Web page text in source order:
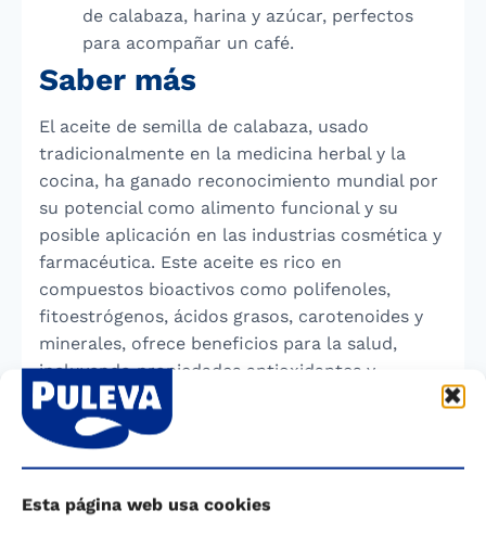
Esta página web usa cookies
de calabaza, harina y azúcar, perfectos
para acompañar un café.
Saber más
El aceite de semilla de calabaza, usado
tradicionalmente en la medicina herbal y la
cocina, ha ganado reconocimiento mundial por
su potencial como alimento funcional y su
posible aplicación en las industrias cosmética y
farmacéutica. Este aceite es rico en
compuestos bioactivos como polifenoles,
fitoestrógenos, ácidos grasos, carotenoides y
minerales, ofrece beneficios para la salud,
incluyendo propiedades antioxidantes y
antibacterianas. Estudios han mostrado que
puede ser útil en problemas cardiovasculares
en mujeres menopáusicas y en condiciones
Sin embargo, el proceso de producción puede